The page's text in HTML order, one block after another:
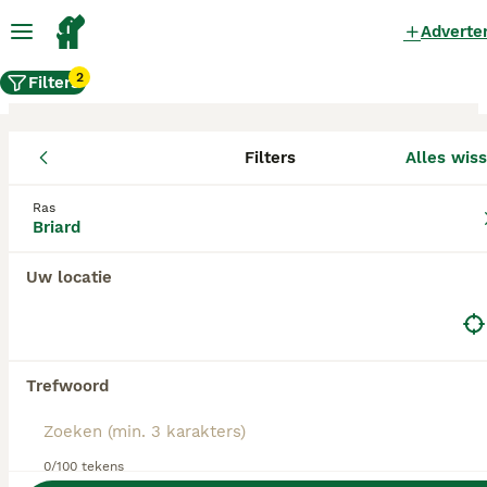
Filters2
Filters Alles
Ras
Briard
Uw locatie
Trefwoord
0/100 tekens
Briard Fokkers in deze lijst hebben een kopie van
ons aangeleverd, en fokken pups met een